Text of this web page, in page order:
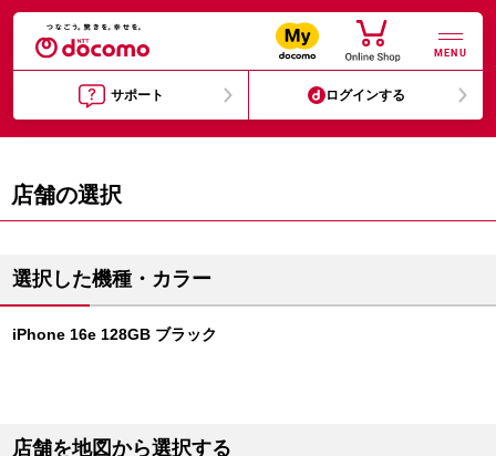
MENU
サポート ログインする
店舗の選択
選択した機種・カラー
iPhone 16e 128GB ブラック
店舗を地図から選択する